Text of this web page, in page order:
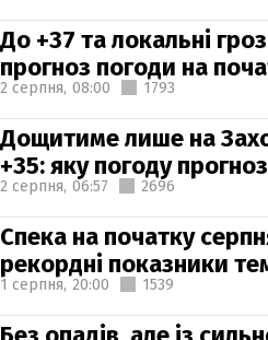
До +37 та локальні
прогноз погоди на
2 серпня, 08:00 1793
Дощитиме лише на
+35: яку погоду
2 серпня, 06:57 2696
Спека на початку
рекордні показники
1 серпня, 20:00 1539